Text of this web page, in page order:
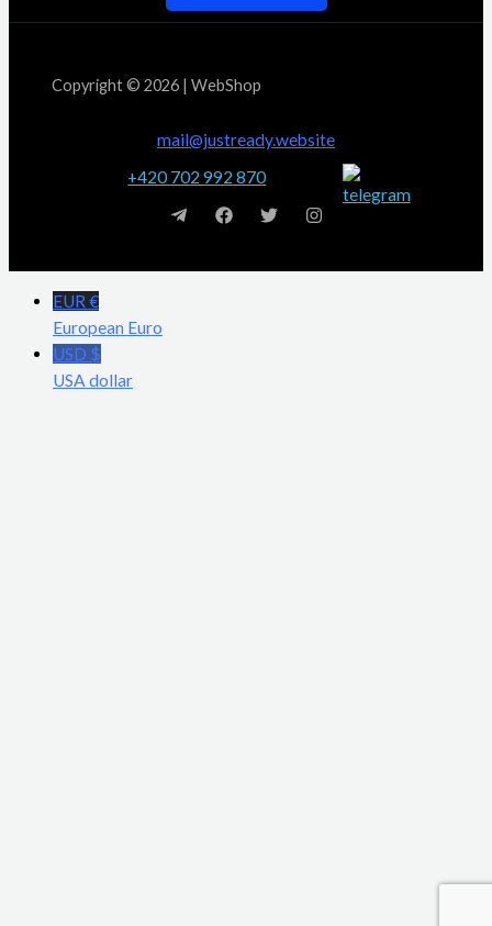
Copyright © 2026 | WebShop
mail@justready.website
+420 702 992 870
EUR €
European Euro
USD $
USA dollar